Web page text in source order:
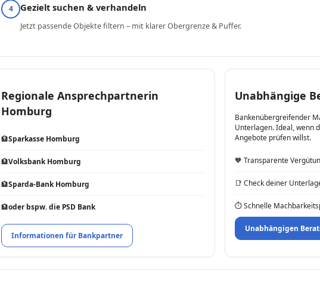
4 Gezielt suchen & verhandeln
Jetzt passende Objekte filtern – mit klarer Obergrenze & Puffer.
Regionale Ansprechpartnerin
Homburg
🏦Sparkasse Homburg
🏦Volksbank Homburg
🏦Sparda-Bank Homburg
🏦oder bspw. die PSD Bank
Informationen für Bankpartner
Unabhängige
Bankenübergreifender
Unterlagen. Ideal, wenn
Angebote prüfen willst.
🧡 Transparente
📑 Check deiner
⏱ Schnelle
Unabhängigen